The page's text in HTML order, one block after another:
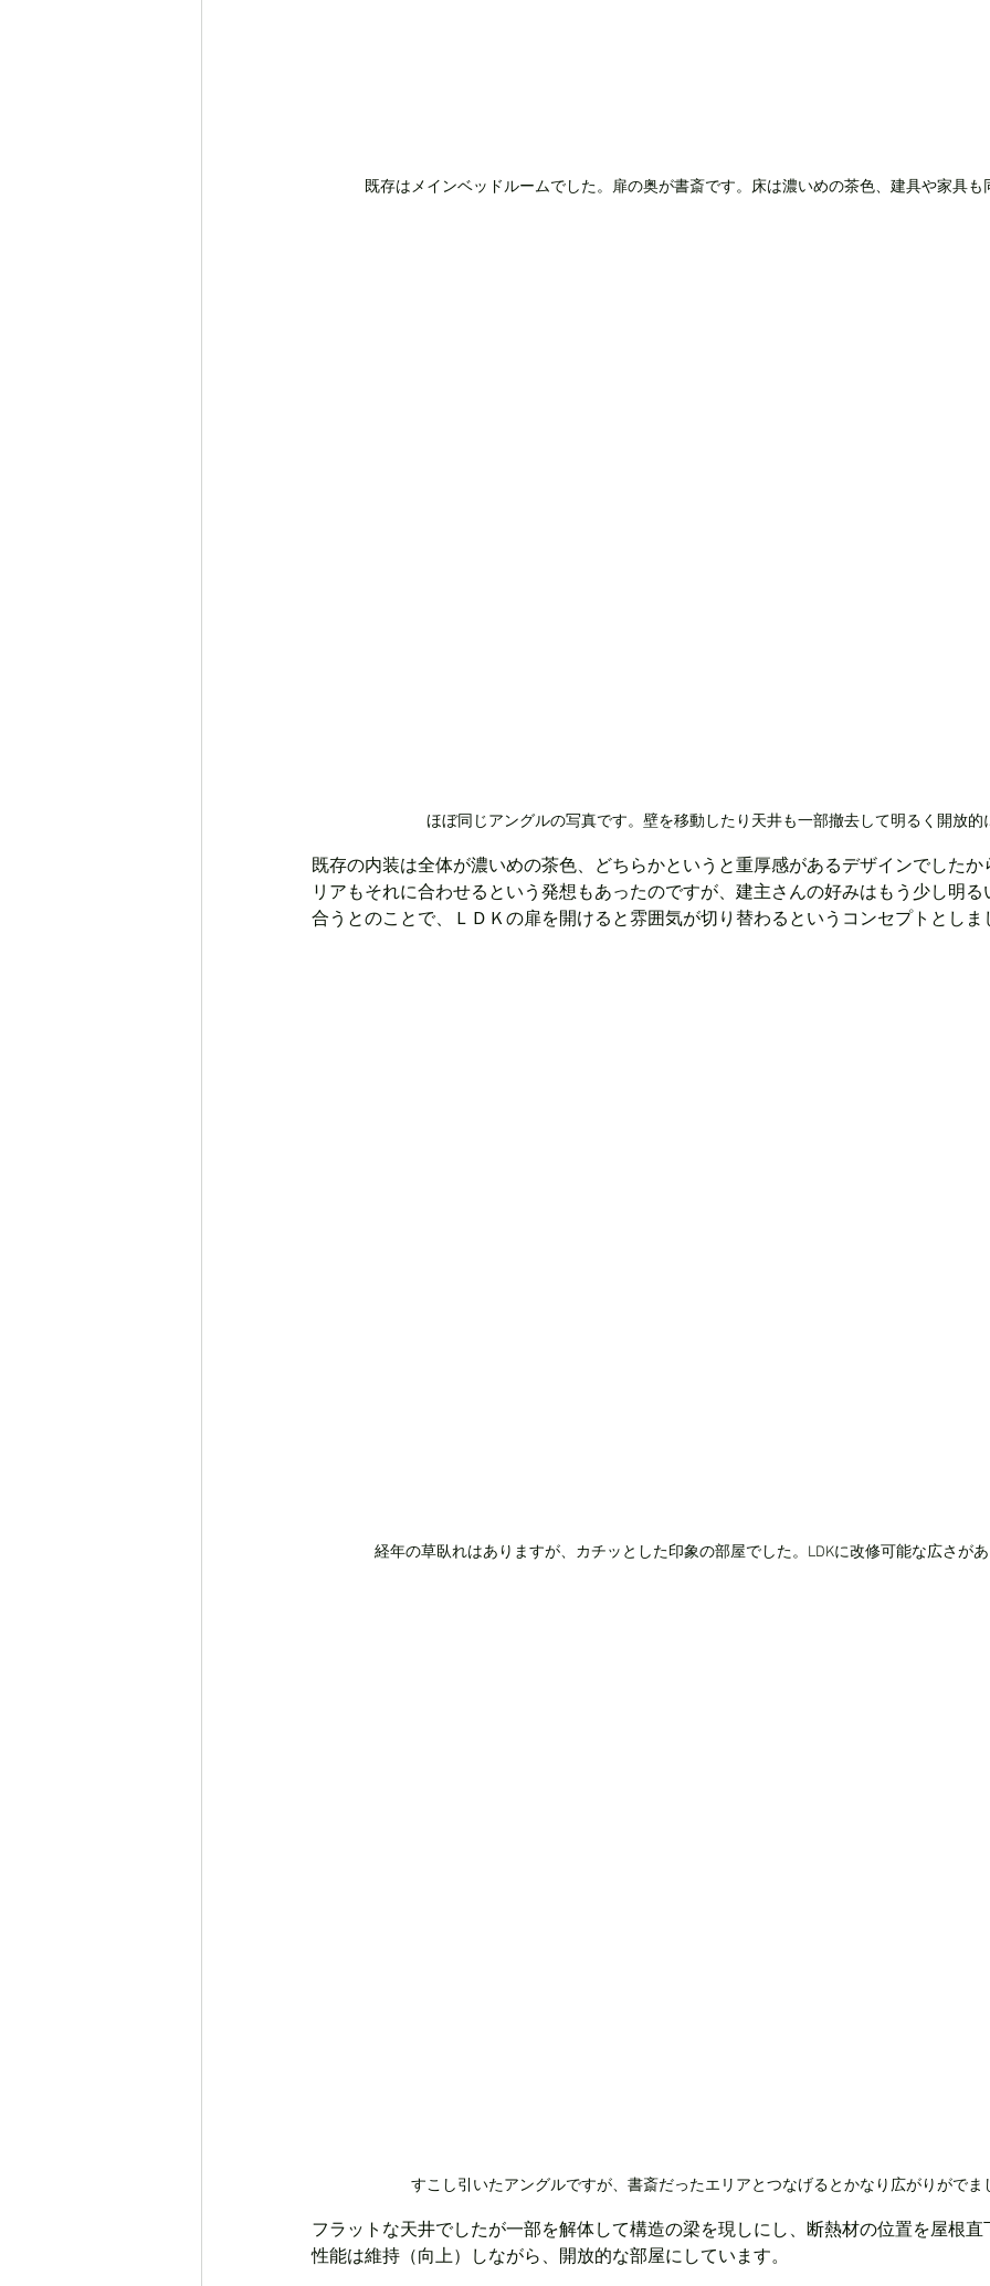
既存はメインベッドルームでした。扉の奥が書斎です。床は濃いめの茶色、建具や家具も
ほぼ同じアングルの写真です。壁を移動したり天井も一部撤去して明るく開放的
既存の内装は全体が濃いめの茶色、どちらかというと重厚感があるデザインでしたか
リアもそれに合わせるという発想もあったのですが、建主さんの好みはもう少し明る
合うとのことで、ＬＤＫの扉を開けると雰囲気が切り替わるというコンセプトとしま
経年の草臥れはありますが、カチッとした印象の部屋でした。LDKに改修可能な広さがあ
すこし引いたアングルですが、書斎だったエリアとつなげるとかなり広がりがでま
フラットな天井でしたが一部を解体して構造の梁を現しにし、断熱材の位置を屋根直
性能は維持（向上）しながら、開放的な部屋にしています。